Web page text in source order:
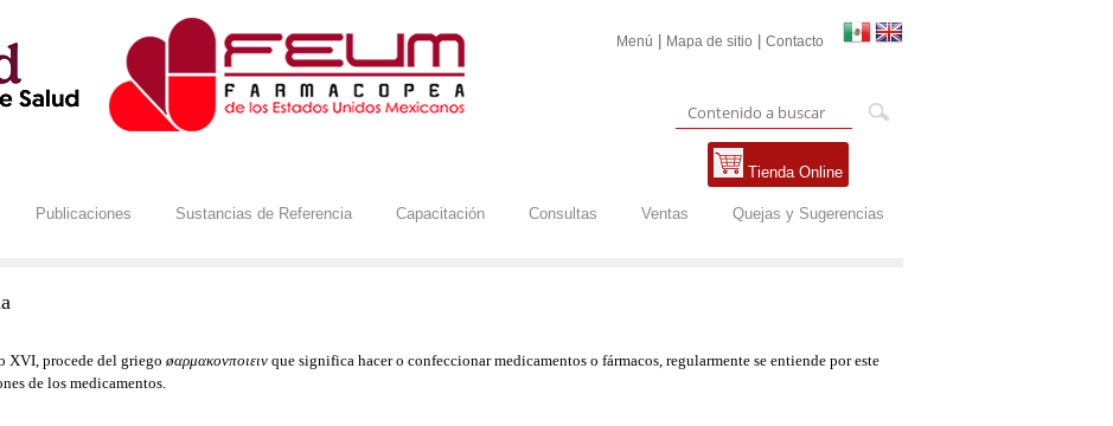
Menú Mapa de sitio Contacto
Tienda Online
Publicaciones Sustancias de Referencia Capacitación Consultas Ventas Quejas y Sugerencias
XVI, procede del griego øαρμακονποιειν que significa hacer o confeccionar medicamentos o fármacos, regularmente se entiende por este
de los medicamentos.